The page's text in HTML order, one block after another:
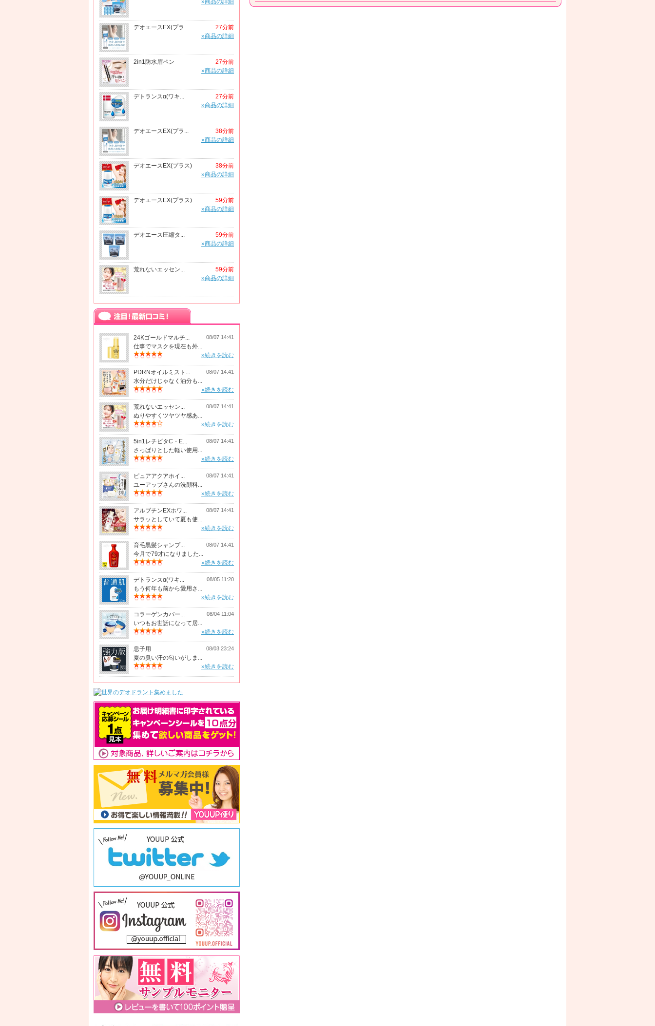
»商品の詳細
デオエースEX(プラ...
27分前
»商品の詳細
2in1防水眉ペン
27分前
»商品の詳細
デトランスα(ワキ...
27分前
»商品の詳細
デオエースEX(プラ...
38分前
»商品の詳細
デオエースEX(プラス)
38分前
»商品の詳細
デオエースEX(プラス)
59分前
»商品の詳細
デオエース圧縮タ...
59分前
»商品の詳細
荒れないエッセン...
59分前
»商品の詳細
24Kゴールドマルチ... 08/07 14:41
仕事でマスクを現在も外...
»続きを読む
PDRNオイルミスト... 08/07 14:41
水分だけじゃなく油分も...
»続きを読む
荒れないエッセン... 08/07 14:41
ぬりやすくツヤツヤ感あ...
»続きを読む
5in1レチビタC・E... 08/07 14:41
さっぱりとした軽い使用...
»続きを読む
ピュアアクアホイ... 08/07 14:41
ユーアップさんの洗顔料...
»続きを読む
アルブチンEXホワ... 08/07 14:41
サラッとしていて夏も使...
»続きを読む
育毛黒髪シャンプ... 08/07 14:41
今月で79才になりました...
»続きを読む
デトランスα(ワキ... 08/05 11:20
もう何年も前から愛用さ...
»続きを読む
コラーゲンカバー... 08/04 11:04
いつもお世話になって居...
»続きを読む
息子用 08/03 23:24
夏の臭い汗の匂いがしま...
»続きを読む